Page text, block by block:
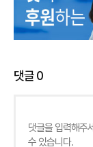
댓글0